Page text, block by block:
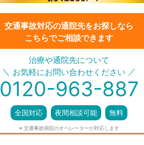
交通事故対応の通院先をお探しなら
こちらでご相談できます
＼ ／
治療や通院先について
お気軽にお問い合わせください
0120-963-887
全国対応 夜間相談可能 無料
※ 交通事故病院のオペレーターが対応します